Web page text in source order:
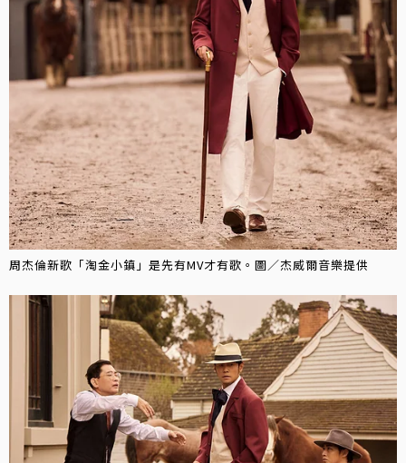
周杰倫新歌「淘金小鎮」是先有MV才有歌。圖／杰威爾音樂提供